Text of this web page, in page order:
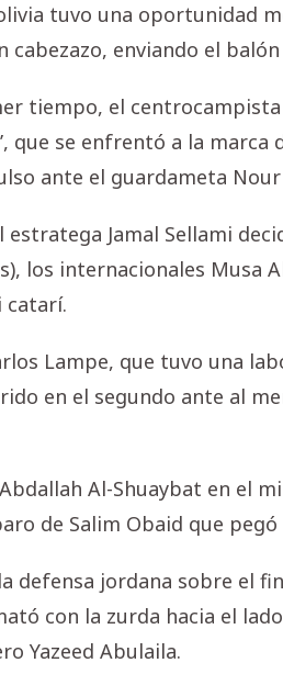
tuvo una oportunidad
enviando el
tiempo, el
que se enfrentó a la
ante el guardameta
estratega Jamal Sellami
los internacionales Musa
catarí.
Lampe, que tuvo una
en el segundo ante al
Al-Shuaybat en el
de Salim Obaid que pegó
defensa jordana sobre el
con la zurda hacia el
Yazeed Abulaila.